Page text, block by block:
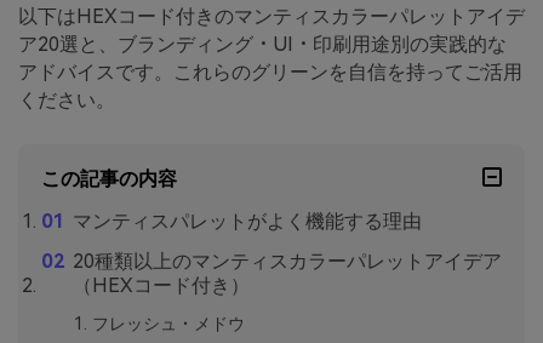
以下はHEXコード付きのマンティスカラーパレットアイデ
ア20選と、ブランディング・UI・印刷用途別の実践的な
アドバイスです。これらのグリーンを自信を持ってご活用
ください。
この記事の内容
マンティスパレットがよく機能する理由
20種類以上のマンティスカラーパレットアイデア
（HEXコード付き）
フレッシュ・メドウ